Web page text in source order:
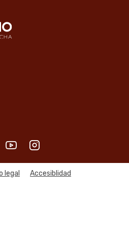
institución
Junta de Castilla
legal Accesiblidad